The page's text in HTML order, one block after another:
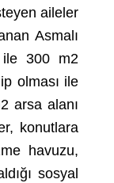
aileler
Asmalı
300 m2
olması ile
arsa alanı
konutlara
havuzu,
sosyal